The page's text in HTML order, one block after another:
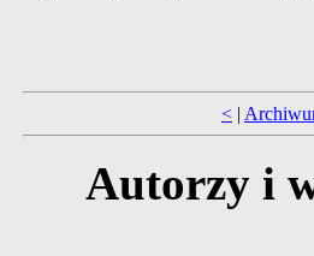
< |
Autorzy i